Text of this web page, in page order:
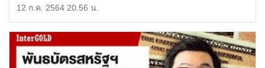
12 ก.ค. 2564 20.56 น.